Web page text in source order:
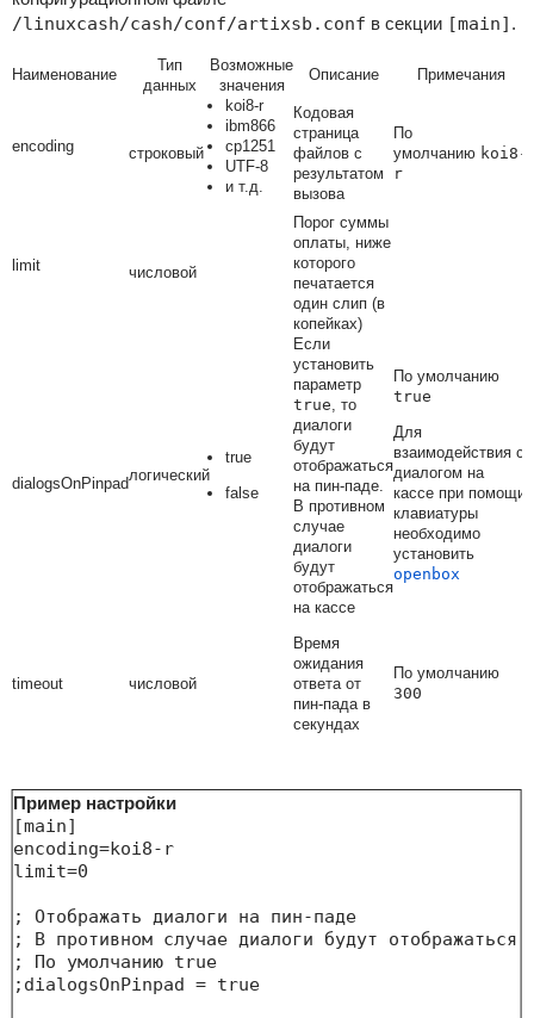
/linuxcash/cash/conf/artixsb.conf в секции [main] .
Наименование
Тип
данных
Возможные
значения
Описание Примечания
encoding строковый
koi8-r
ibm866
cp1251
UTF-8
и т.д.
Кодовая
страница
файлов с
результатом
вызова
По
умолчанию koi8-
r
limit числовой
Порог суммы
оплаты, ниже
которого
печатается
один слип (в
копейках)
dialogsOnPinpadлогический
true
false
Если
установить
параметр
true, то
диалоги
будут
отображаться
на пин-паде.
В противном
случае
диалоги
будут
отображаться
на кассе
По умолчанию
true
Для
взаимодействия с
диалогом на
кассе при помощи
клавиатуры
необходимо
установить
openbox
timeout числовой
Время
ожидания
ответа от
пин-пада в
секундах
По умолчанию
300
Пример настройки
[main]
encoding=koi8-r
limit=0
; Отображать диалоги на пин-паде
; В противном случае диалоги будут отображаться
; По умолчанию true
;dialogsOnPinpad = true